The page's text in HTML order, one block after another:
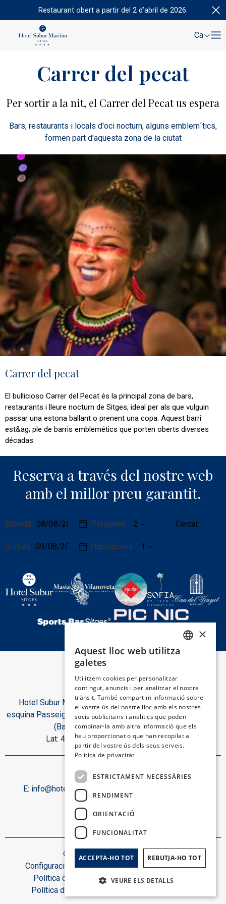
Restaurant obert a partir del 2 d’abril de 2026.
Ca
Carrer del pecat
Per sortir a la nit, el Carrer del Pecat us espera
Bars, restaurants i locals d'oci nocturn, alguns emblem´tics,
formen part d'aquesta zona de la ciutat
Carrer del pecat
El bullicioso Carrer del Pecat és la principal zona de bars,
restaurants i lleure nocturn de Sitges, ideal per als que vulguin
passar una estona ballant o prenent una copa. Aquest barri
est&ag; ple de barris emblemétics que porten oberts diverses
décadas.
Reserva a través del nostre web
amb el millor preu garantit.
del
viatge
Entrada
Sortida
de
la
Persones
Habitacions
Cercar
Hotel Subur Maritim, Paseo Marítimo, s/n
esquina Passeig del Dr. Benaprés 08870 Sitges
(Barcelona). Espanya.
Lat: 41.2299 | Lon: 1.7944
E: info@hotelsuburmaritim.com
Segueix-nos:
© Hotel Subur Maritim 2026.
Configuració de galetes
Política de cookies
Política de privacitat
Avís legal
Mapa web
CATALAN
GERMAN
FRENCH
ITALIAN
×
Aquest lloc web utilitza
galetes
Utilitzem cookies per personalitzar
contingut, anuncis i per analitzar el nostre
trànsit. També compartim informació sobre
el vostre ús del nostre lloc amb els nostres
socis publicitaris i analítics que poden
combinar-la amb altra informació que els
heu proporcionat o que han recopilat a
partir del vostre ús dels seus serveis.
Política de privacitat
ESTRICTAMENT NECESSÀRIES
RENDIMENT
ORIENTACIÓ
FUNCIONALITAT
ACCEPTA-HO TOT REBUTJA-HO TOT
VEURE ELS DETALLS